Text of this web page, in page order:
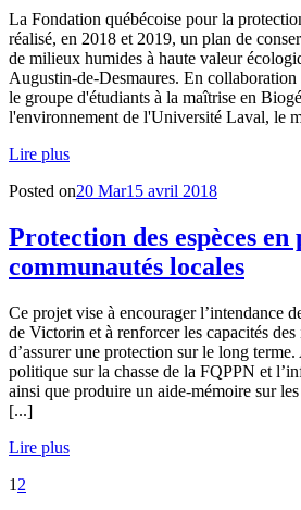
La Fondation québécoise pour la
réalisé, en 2018 et 2019, un plan de
de milieux humides à haute valeur
Augustin-de-Desmaures. En
le groupe d'étudiants à la maîtrise en
l'environnement de l'Université Laval, le
Lire plus
Posted on20 Mar15 avril 2018
Protection des espèces
communautés locales
Ce projet vise à encourager l’intendance
de Victorin et à renforcer les capacités
d’assurer une protection sur le long
politique sur la chasse de la FQPPN et
ainsi que produire un aide-mémoire sur
[...]
Lire plus
1 2